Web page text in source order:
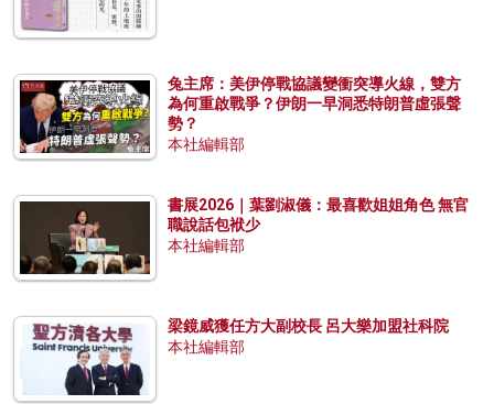
兔主席：美伊停戰協議變衝突導火線，雙方
為何重啟戰爭？伊朗一早洞悉特朗普虛張聲
勢？
本社編輯部
書展2026｜葉劉淑儀：最喜歡姐姐角色 無官
職說話包袱少
本社編輯部
梁鏡威獲任方大副校長 呂大樂加盟社科院
本社編輯部